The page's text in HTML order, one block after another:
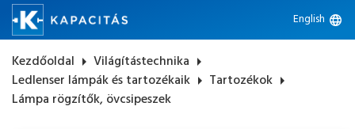
English language
Kezdőoldal arrow_right Világítástechnika arrow_right
Ledlenser lámpák és tartozékaik arrow_right Tartozékok arrow_right
Lámpa rögzítők, övcsipeszek